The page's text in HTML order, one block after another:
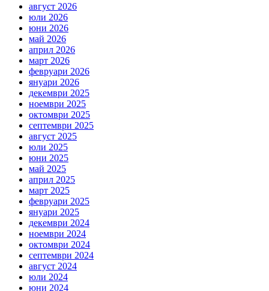
август 2026
юли 2026
юни 2026
май 2026
април 2026
март 2026
февруари 2026
януари 2026
декември 2025
ноември 2025
октомври 2025
септември 2025
август 2025
юли 2025
юни 2025
май 2025
април 2025
март 2025
февруари 2025
януари 2025
декември 2024
ноември 2024
октомври 2024
септември 2024
август 2024
юли 2024
юни 2024